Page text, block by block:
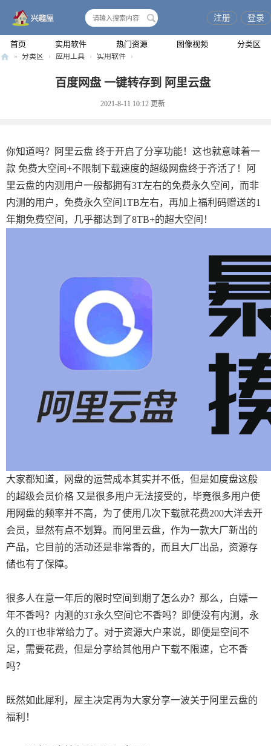
首页 实用软件 热门资源 图像视频 分类区
注册 登录
» 分类区 › 应用工具 › 实用软件 ›
百度网盘 一键转存到 阿里云盘
2021-8-11 10:12 更新
你知道吗？阿里云盘 终于开启了分享功能！这也就意味着一
款 免费大空间+不限制下载速度的超级网盘终于齐活了！阿
里云盘的内测用户一般都拥有3T左右的免费永久空间，而非
内测的用户，免费永久空间1TB左右，再加上福利码赠送的1
年期免费空间，几乎都达到了8TB+的超大空间！
大家都知道，网盘的运营成本其实并不低，但是如度盘这般
的超级会员价格 又是很多用户无法接受的，毕竟很多用户使
用网盘的频率并不高，为了使用几次下载就花费200大洋去开
会员，显然有点不划算。而阿里云盘，作为一款大厂新出的
产品，它目前的活动还是非常香的，而且大厂出品，资源存
储也有了保障。
很多人在意一年后的限时空间到期了怎么办？那么，白嫖一
年不香吗？内测的3T永久空间它不香吗？即便没有内测，永
久的1T也非常给力了。对于资源大户来说，即便是空间不
足，需要花费，但是分享给其他用户下载不限速，它不香
吗？
既然如此犀利，屋主决定再为大家分享一波关于阿里云盘的
福利！